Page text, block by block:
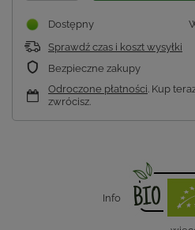
Dostępny
Sprawdź czas i koszt wysyłki
Bezpieczne zakupy
Odroczone płatności. Kup
zwrócisz.
Info